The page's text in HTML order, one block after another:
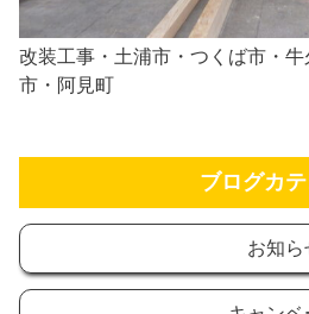
改装工事・土浦市・つくば市・
市・阿見町
ブログカ
お知ら